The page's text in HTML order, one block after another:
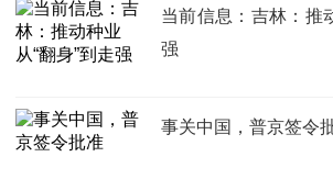
当前信息：吉林：推
强
事关中国，普京签令